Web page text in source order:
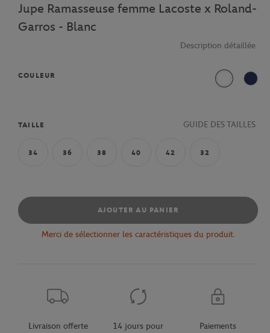
Jupe Ramasseuse femme Lacoste x Roland-
Garros - Blanc
Description détaillée
COULEUR
Blanc
TAILLE GUIDE DES TAILLES
34 36 38 40 42 32
AJOUTER AU PANIER
Merci de sélectionner les caractéristiques du produit.
Livraison offerte
14 jours pour
Paiements